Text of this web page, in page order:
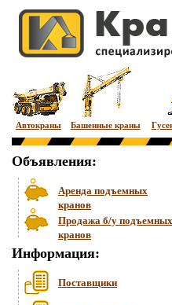
Автокраны Башенные краны
Объявления:
Аренда подъемных
кранов
Продажа б/у подъемных
кранов
Информация:
Поставщики